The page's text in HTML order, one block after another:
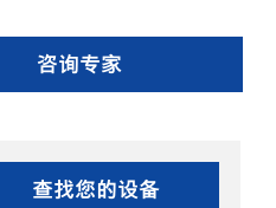
咨询专家
查找您的设备